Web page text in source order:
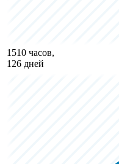
1510 часов,
126 дней